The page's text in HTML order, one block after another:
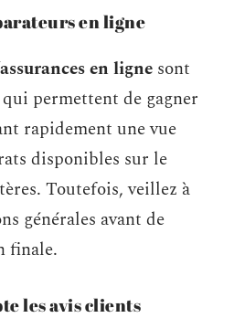
en ligne
en ligne sont
permettent de gagner
rapidement une vue
disponibles sur le
Toutefois, veillez à
générales avant de
finale.
les avis clients